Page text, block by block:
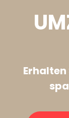
Erhalten